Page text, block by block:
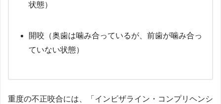
状態）
開咬（奥歯は噛み合っているが、前歯が噛み合っ
ていない状態）
重度の不正咬合には、「インビザライン・コンプリヘンシ